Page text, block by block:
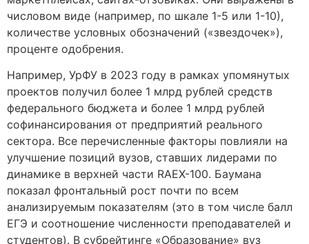
числовом виде (например, по шкале 1-5 или 1-10),
количестве условных обозначений («звездочек»),
проценте одобрения.
Например, УрФУ в 2023 году в рамках упомянутых
проектов получил более 1 млрд рублей средств
федерального бюджета и более 1 млрд рублей
софинансирования от предприятий реального
сектора. Все перечисленные факторы повлияли на
улучшение позиций вузов, ставших лидерами по
динамике в верхней части RAEX-100. Баумана
показал фронтальный рост почти по всем
анализируемым показателям (это в том числе балл
ЕГЭ и соотношение численности преподавателей и
студентов). В субрейтинге «Образование» вуз